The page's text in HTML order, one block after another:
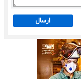
ارسال